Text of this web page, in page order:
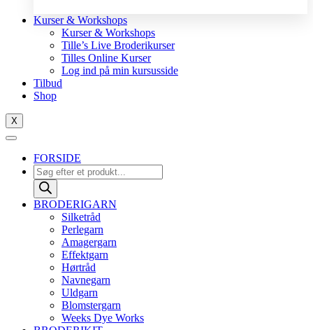
Kurser & Workshops
Kurser & Workshops
Tille’s Live Broderikurser
Tilles Online Kurser
Log ind på min kursusside
Tilbud
Shop
X
FORSIDE
Products
search
BRODERIGARN
Silketråd
Perlegarn
Amagergarn
Effektgarn
Hørtråd
Navnegarn
Uldgarn
Blomstergarn
Weeks Dye Works